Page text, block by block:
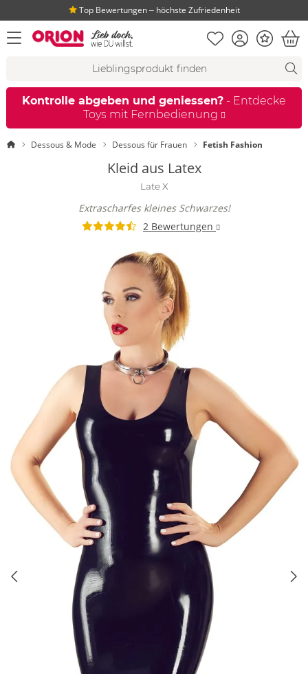
Top Bewertungen ‒ höchste Zufriedenheit
Menü öffnen Merkliste
KontoBonus
Kontrolle abgeben und geniessen? - Entdecke
Toys mit Fernbedienung
StartseiteDessous & Mode Dessous für Frauen Fetish Fashion
Kleid aus Latex
Late X
Extrascharfes kleines Schwarzes!
2 Bewertungen